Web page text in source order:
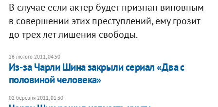
В случае если актер будет признан виновным
в совершении этих преступлений, ему грозит
до трех лет лишения свободы.
26 лютого 2011, 04:50
Из-за Чарли Шина закрыли сериал «Два с
половиной человека»
02 березня 2011, 01:30